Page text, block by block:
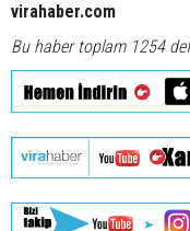
virahaber.com
Bu haber toplam 1254